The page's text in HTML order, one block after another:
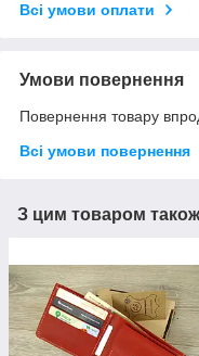
Всі умови оплати
Умови повернення
Повернення товару
Всі умови повернення
З цим товаром